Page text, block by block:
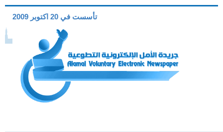
تأسست في 20 اكتوبر 2009